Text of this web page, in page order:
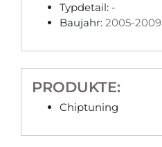
Typdetail: -
Baujahr: 2005-2009
PRODUKTE:
Chiptuning